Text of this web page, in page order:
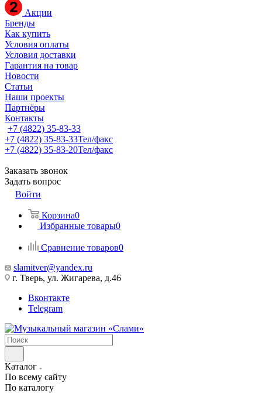
Акции
Бренды
Как купить
Условия оплаты
Условия доставки
Гарантия на товар
Новости
Статьи
Наши проекты
Партнёры
Контакты
+7 (4822) 35-83-33
+7 (4822) 35-83-33Тел/факс
+7 (4822) 35-83-20Тел/факс
Заказать звонок
Задать вопрос
Войти
Корзина0
Избранные товары0
Сравнение товаров0
slamitver@yandex.ru
г. Тверь, ул. Жигарева, д.46
Вконтакте
Telegram
Каталог
По всему сайту
По каталогу